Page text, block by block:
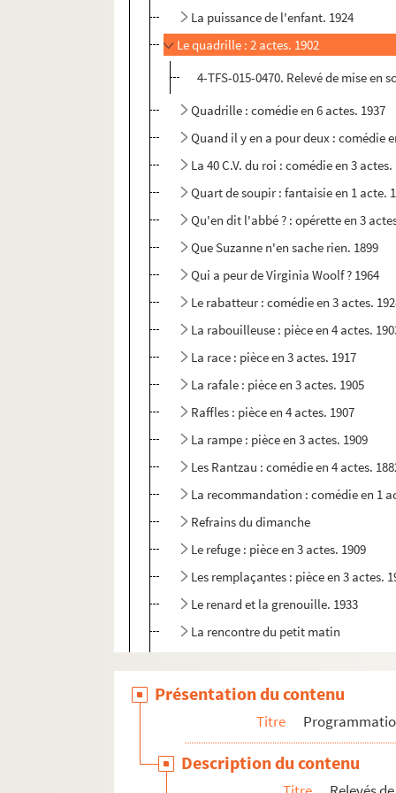
La puissance de l'enfant. 1924
Le quadrille : 2 actes. 1902
4-TFS-015-0470. Relevé de mise en
Quadrille : comédie en 6 actes. 1937
Quand il y en a pour deux : comédie
La 40 C.V. du roi : comédie en 3 actes.
Quart de soupir : fantaisie en 1 acte.
Qu'en dit l'abbé ? : opérette en 3
Que Suzanne n'en sache rien. 1899
Qui a peur de Virginia Woolf ? 1964
Le rabatteur : comédie en 3 actes.
La rabouilleuse : pièce en 4 actes.
La race : pièce en 3 actes. 1917
La rafale : pièce en 3 actes. 1905
Raffles : pièce en 4 actes. 1907
La rampe : pièce en 3 actes. 1909
Les Rantzau : comédie en 4 actes.
La recommandation : comédie en 1
Refrains du dimanche
Le refuge : pièce en 3 actes. 1909
Les remplaçantes : pièce en 3 actes.
Le renard et la grenouille. 1933
La rencontre du petit matin
La reprise : comédie en 3 actes. 1924
Le retour : 4 actes. 1920
Le retour à la chair
Le retour à la terre
Présentation du contenu
Titre
Description du contenu